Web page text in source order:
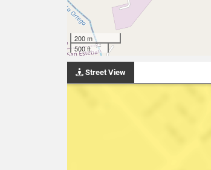
200 m
500 ft
Street View